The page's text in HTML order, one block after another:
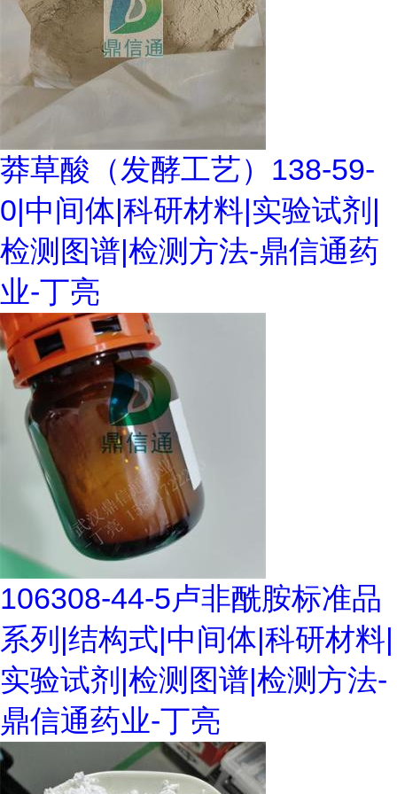
莽草酸（发酵工艺）138-59-
0|中间体|科研材料|实验试剂|
检测图谱|检测方法-鼎信通药
业-丁亮
106308-44-5卢非酰胺标准品
系列|结构式|中间体|科研材料|
实验试剂|检测图谱|检测方法-
鼎信通药业-丁亮